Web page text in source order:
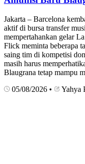
Jakarta – Barcelona
aktif di bursa transfer
mempertahankan gelar
Flick meminta beberapa
saing tim di kompetisi
masih harus
Blaugrana tetap mampu
05/08/2026 • Yahya